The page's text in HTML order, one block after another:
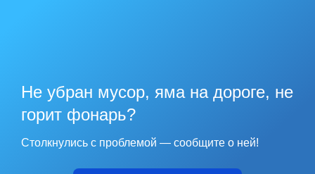
Не убран мусор, яма на дороге, не
горит фонарь?
Столкнулись с проблемой — сообщите о ней!